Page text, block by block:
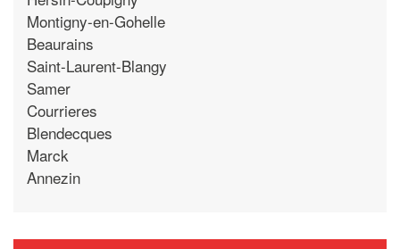
Montigny-en-Gohelle
Beaurains
Saint-Laurent-Blangy
Samer
Courrieres
Blendecques
Marck
Annezin